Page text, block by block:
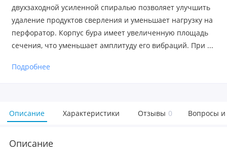
двухзаходной усиленной спиралью позволяет улучшить
удаление продуктов сверления и уменьшает нагрузку на
перфоратор. Корпус бура имеет увеличенную площадь
сечения, что уменьшает амплитуду его вибраций. При ...
Подробнее
Описание Характеристики Отзывы 0 Вопросы и
Описание